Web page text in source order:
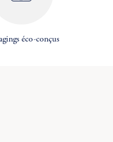
× éco-conçus